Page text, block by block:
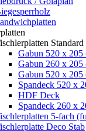
Standard
Gabun 520 x 205
Gabun 260 x 205
Gabun 520 x
Spandeck 520 x
HDF Deck
Spandeck 260 x
5-fach
Deco Stab